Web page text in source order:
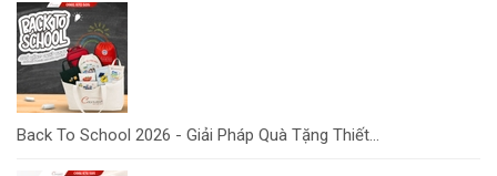
Back To School 2026 - Giải Pháp Quà Tặng Thiết...